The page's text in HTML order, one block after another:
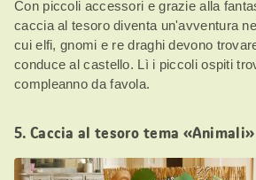
Con piccoli accessori e grazie alla
caccia al tesoro diventa un'avventura
cui elfi, gnomi e re draghi devono
conduce al castello. Lì i piccoli ospiti
compleanno da favola.
5. Caccia al tesoro tema «Animali»